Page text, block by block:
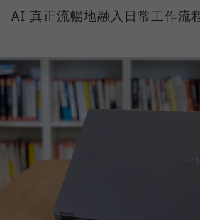
AI 真正流暢地融入日常工作流程